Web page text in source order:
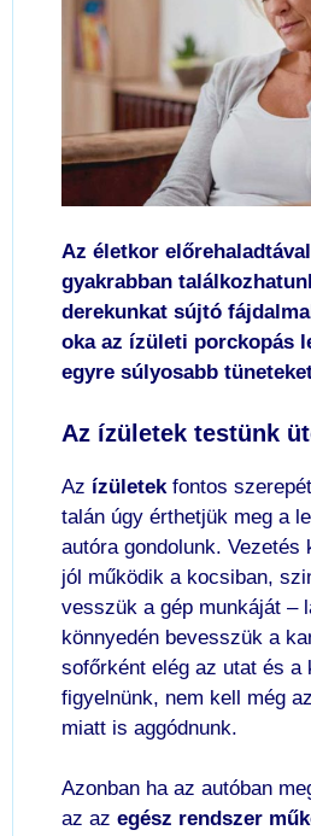
Az életkor
gyakrabban
derekunkat sújtó
oka az ízületi porckopás
egyre súlyosabb
Az ízületek testünk
Az ízületek fontos
talán úgy érthetjük meg a
autóra gondolunk. Vezetés
jól működik a kocsiban,
vesszük a gép munkáját –
könnyedén bevesszük a
sofőrként elég az utat és a
figyelnünk, nem kell még
miatt is aggódnunk.
Azonban ha az autóban
az az egész rendszer